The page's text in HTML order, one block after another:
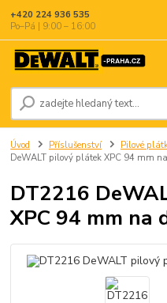
+420 224 936 535
Po–Pá | 9:00 – 16:00
Úvod Příslušenství Pilové
DeWALT pilový plátek XPC 94 mm
DT2216
XPC 94 mm na